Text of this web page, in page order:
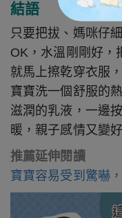
結語
只要把拔、媽咪仔
OK，水溫剛剛好，
就馬上擦乾穿衣服
寶寶洗一個舒服的
滋潤的乳液，一邊
暖，親子感情又變好
推薦延伸閱讀
寶寶容易受到驚嚇